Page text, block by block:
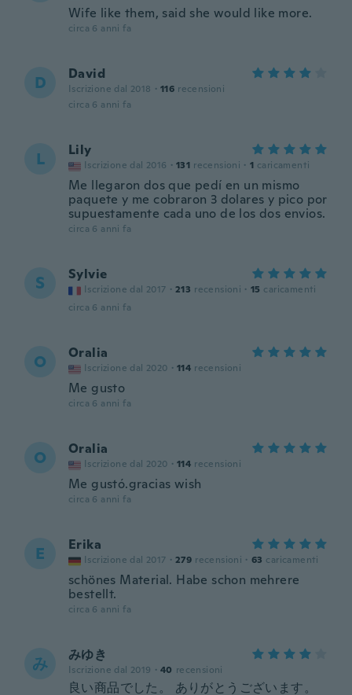
Wife like them, said she would like more.
circa 6 anni fa
D David
Iscrizione dal 2018 · 116 recensioni
circa 6 anni fa
L Lily
Iscrizione dal 2016 · 131 recensioni · 1 caricamenti
Me llegaron dos que pedí en un mismo
paquete y me cobraron 3 dolares y pico por
supuestamente cada uno de los dos envios.
circa 6 anni fa
S Sylvie
Iscrizione dal 2017 · 213 recensioni · 15 caricamenti
circa 6 anni fa
O Oralia
Iscrizione dal 2020 · 114 recensioni
Me gusto
circa 6 anni fa
O Oralia
Iscrizione dal 2020 · 114 recensioni
Me gustó.gracias wish
circa 6 anni fa
E Erika
Iscrizione dal 2017 · 279 recensioni · 63 caricamenti
schönes Material. Habe schon mehrere
bestellt.
circa 6 anni fa
み みゆき
Iscrizione dal 2019 · 40 recensioni
良い商品でした。 ありがとうございます。